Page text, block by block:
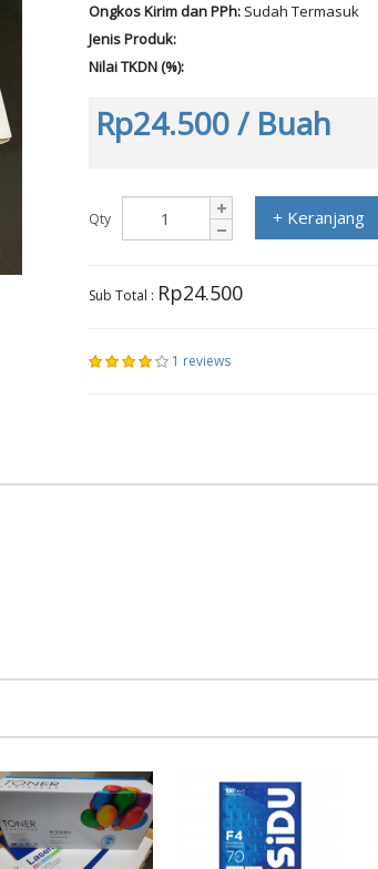
Ongkos Kirim dan PPh: Sudah Termasuk
Jenis Produk:
Nilai TKDN (%):
Rp24.500/ Buah
Qty + Keranjang
Sub Total : Rp24.500
1 reviews